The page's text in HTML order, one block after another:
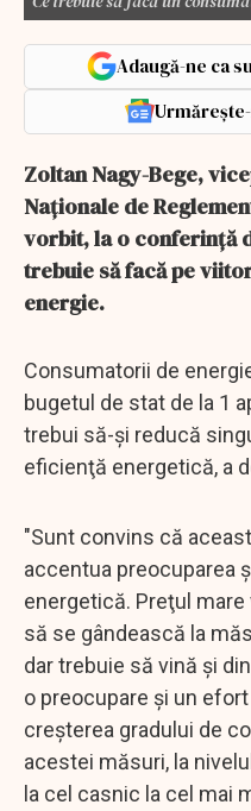
Adaugă-ne ca
Zoltan Nagy-Bege,
Naţionale de
vorbit, la o conferință
trebuie să facă pe
energie.
Consumatorii de
bugetul de stat de la 1
trebui să-şi reducă
eficienţă energetică, a
"Sunt convins că
accentua preocuparea
energetică. Preţul
să se gândească la
dar trebuie să vină şi
o preocupare şi un
creşterea gradului de
acestei măsuri, la
la cel casnic la cel mai